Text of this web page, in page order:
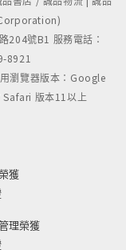
204號B1 服務電話：
8921
瀏覽器版本：Google
版本11以上
獲
理榮獲